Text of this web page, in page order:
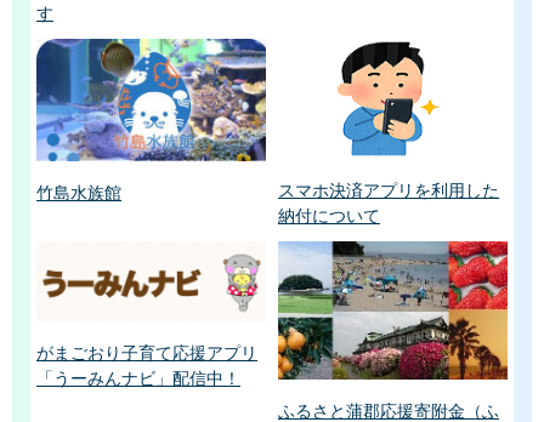
す
竹島水族館
スマホ決済アプリを利用した
納付について
がまごおり子育て応援アプリ
「うーみんナビ」配信中！
ふるさと蒲郡応援寄附金（ふ